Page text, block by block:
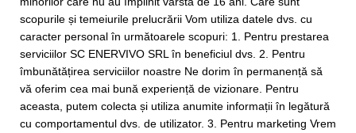
scopurile și temeiurile prelucrării Vom utiliza datele dvs. cu
caracter personal în următoarele scopuri: 1. Pentru prestarea
serviciilor SC ENERVIVO SRL în beneficiul dvs. 2. Pentru
îmbunătățirea serviciilor noastre Ne dorim în permanență să
vă oferim cea mai bună experiență de vizionare. Pentru
aceasta, putem colecta și utiliza anumite informații în legătură
cu comportamentul dvs. de utilizator. 3. Pentru marketing Vrem